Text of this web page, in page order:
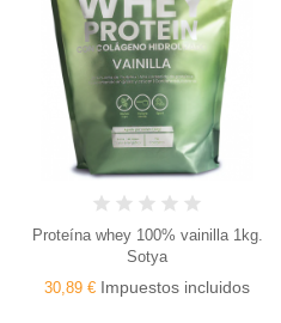
Proteína whey 100% vainilla 1kg.
Sotya
30,89 € Impuestos incluidos